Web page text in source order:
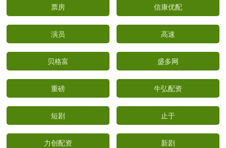
票房 信康优配
演员 高速
贝格富 盛多网
重磅 牛弘配资
短剧 止于
力创配资 新剧